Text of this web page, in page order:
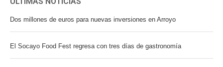
Dos millones de euros para nuevas inversiones en Arroyo
El Socayo Food Fest regresa con tres días de gastronomía